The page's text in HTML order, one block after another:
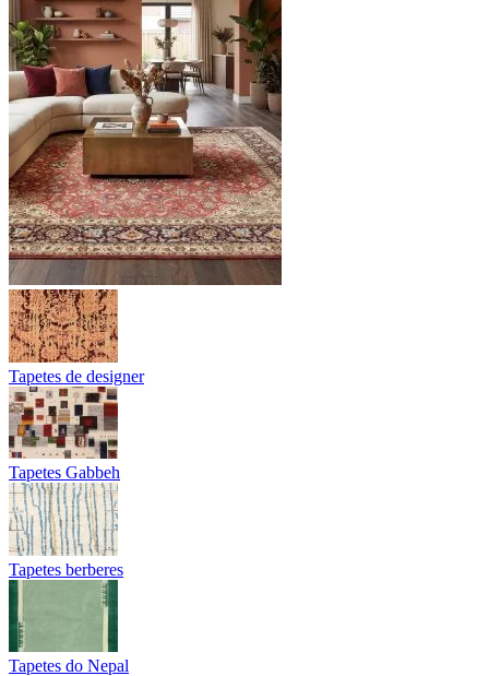
Tapetes de designer
Tapetes Gabbeh
Tapetes berberes
Tapetes do Nepal